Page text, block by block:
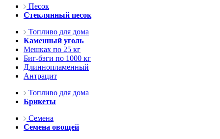
Песок
Стеклянный песок
Топливо для дома
Каменный уголь
Мешках по 25 кг
Биг-бэги по 1000 кг
Длиннопламенный
Антрацит
Топливо для дома
Брикеты
Семена
Семена овощей